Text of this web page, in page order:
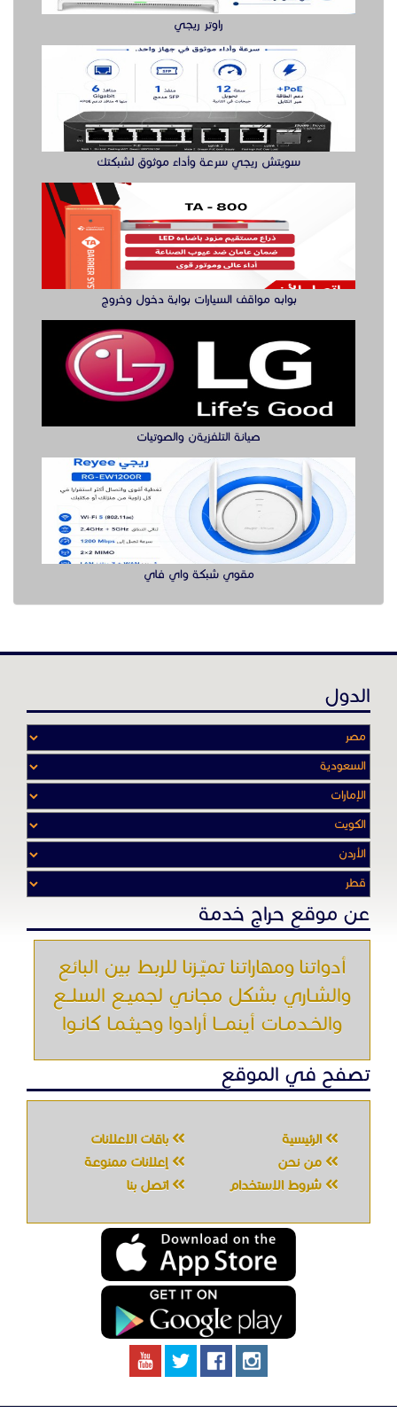
راوتر ريجي
سويتش ريجي سرعة وأداء موثوق لشبكتك
بوابه مواقف السيارات بوابة دخول وخروج
صيانة التلفزيةن والصوتيات
مقوي شبكة واي فاي
الدول
عن موقع حراج خدمة
أدواتنا ومهاراتنا تميّـزنا للربط بين البائع
والشـاري بشكل مجاني لجميـع السلــع
والخـدمـات أينمـــا أرادوا وحيثـمـا كانـوا
تصفح في الموقع
الرئيسية
باقات الإعلانات
من نحن
إعلانات ممنوعة
شروط الاستخدام
اتصل بنا